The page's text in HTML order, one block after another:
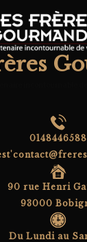
0148446588
90 rue Henri
93000
Du Lundi au